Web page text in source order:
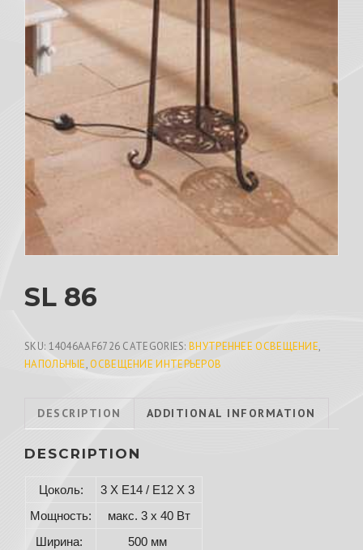
SL 86
SKU: 14046AAF6726 CATEGORIES:ВНУТРЕННЕЕ ОСВЕЩЕНИЕ,
НАПОЛЬНЫЕ, ОСВЕЩЕНИЕ ИНТЕРЬЕРОВ
DESCRIPTION ADDITIONAL INFORMATION
DESCRIPTION
Цоколь:
3 X E14 / E12 X 3
Мощность:
макс. 3 x 40 Вт
Ширина:
500 мм